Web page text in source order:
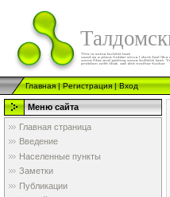
Главная|Регистрация|Вход
Меню сайта
Главная страница
Введение
Населенные пункты
Заметки
Публикации